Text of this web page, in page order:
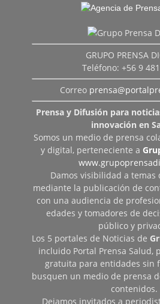
GRUPO PRENSA
Teléfono: +56 9
Correo
Prensa y Difusión para
innovación en
Somos un medio de prensa
y digital, perteneciente a
Damos visibilidad a temas
mediante la publicación de
con una audiencia de
edades y tomadores de
público y
Los 5 portales de Noticias de
incluido Portal Prensa Salud,
gratuita para entidades sin
busquen un medio de prensa
contenidos.
Dejamos invitados a